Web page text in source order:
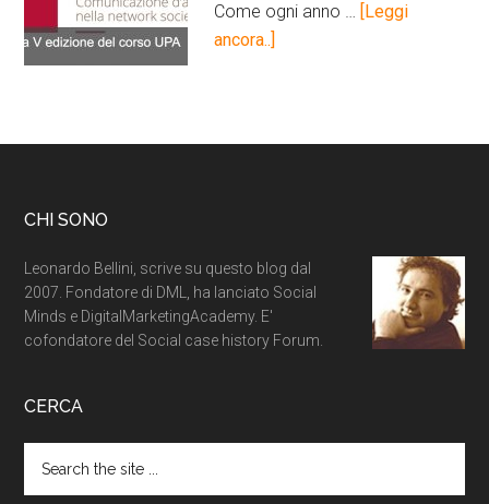
Come ogni anno …
[Leggi
ancora..]
CHI SONO
Leonardo Bellini, scrive su questo blog dal
2007. Fondatore di DML, ha lanciato Social
Minds e DigitalMarketingAcademy. E'
cofondatore del Social case history Forum.
CERCA